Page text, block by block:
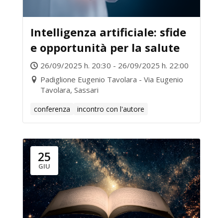
Intelligenza artificiale: sfide
e opportunità per la salute
26/09/2025 h. 20:30 - 26/09/2025 h. 22:00
Padiglione Eugenio Tavolara - Via Eugenio
Tavolara, Sassari
conferenza incontro con l'autore
25
GIU